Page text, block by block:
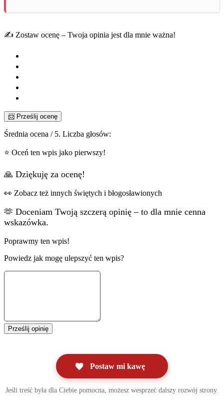
✍️ Zostaw ocenę – Twoja opinia jest dla mnie ważna!
📨 Prześlij ocenę
Średnia ocena / 5. Liczba głosów:
⭐ Oceń ten wpis jako pierwszy!
🙏 Dziękuję za ocenę!
👀 Zobacz też innych świętych i błogosławionych
🫶 Doceniam Twoją szczerą opinię – to dla mnie cenna
wskazówka.
Poprawmy ten wpis!
Powiedz jak mogę ulepszyć ten wpis?
Prześlij opinię
Postaw mi kawę
Jeśli treść była dla Ciebie pomocna, możesz wesprzeć dalszy rozwój strony.